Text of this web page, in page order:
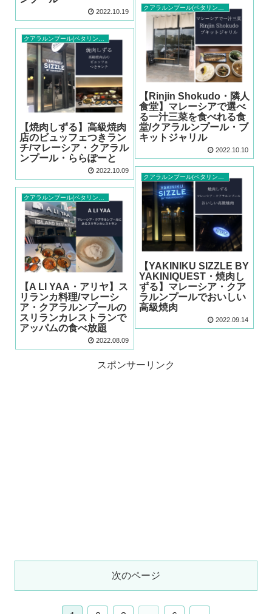
2022.10.19
【Rinjin Shokudo・隣人
食堂】マレーシアで選べ
る一汁三菜を食べれる食
堂/クアラルンプール・ブ
キットジャリル
2022.10.10
【焼肉しずる】高級焼肉
店のビュッフェつきラン
チ/マレーシア・クアラル
ンプール・ららぽーと
2022.10.09
【YAKINIKU SIZZLE BY
YAKINIQUEST・焼肉し
ずる】マレーシア・クア
ラルンプールでおいしい
高級焼肉
2022.09.14
【A LI YAA・アリヤ】ス
リランカ料理/マレーシ
ア・クアラルンプールの
スリランカレストランで
アッパムの食べ放題
2022.08.09
スポンサーリンク
次のページ